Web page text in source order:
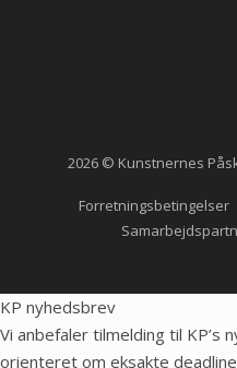
2026 © Kunstnernes
Forretningsbetingelser
KP nyhedsbrev
Vi anbefaler tilmelding til
orienteret om eksakte